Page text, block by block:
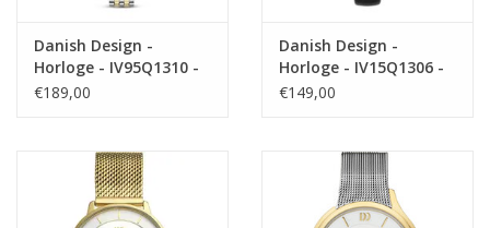
Danish Design -
Horloge - IV95Q1310 -
Eloise
€189,00
Danish Design -
Horloge - IV15Q1306 -
Fjordsten Gold Black
€149,00